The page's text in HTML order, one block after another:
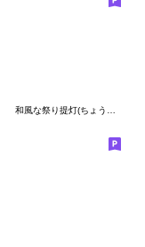
和風な祭り提灯(ちょうちん)のデコ文字